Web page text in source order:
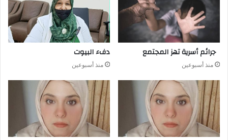
جرائم أسرية تهز المجتمع
منذ أسبوعين
دفء البيوت
منذ أسبوعين